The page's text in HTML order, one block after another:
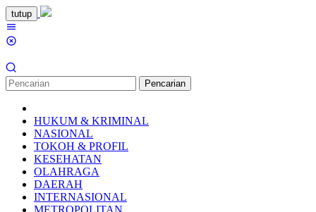
Loncat
ke
konten
tutup
Pencarian
HUKUM & KRIMINAL
NASIONAL
TOKOH & PROFIL
KESEHATAN
OLAHRAGA
DAERAH
INTERNASIONAL
METROPOLITAN